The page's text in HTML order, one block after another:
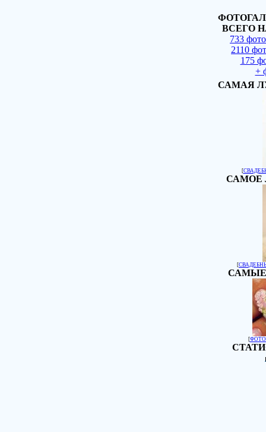
ВСЕГО
733
2110
175
+
САМАЯ
[
САМОЕ
[
[